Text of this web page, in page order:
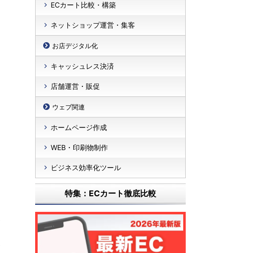
ECカート比較・構築
ネットショップ運営・集客
お店デジタル化
キャッシュレス決済
店舗運営・販促
ウェブ関連
ホームページ作成
WEB・印刷物制作
ビジネス効率化ツール
特集：ECカート徹底比較